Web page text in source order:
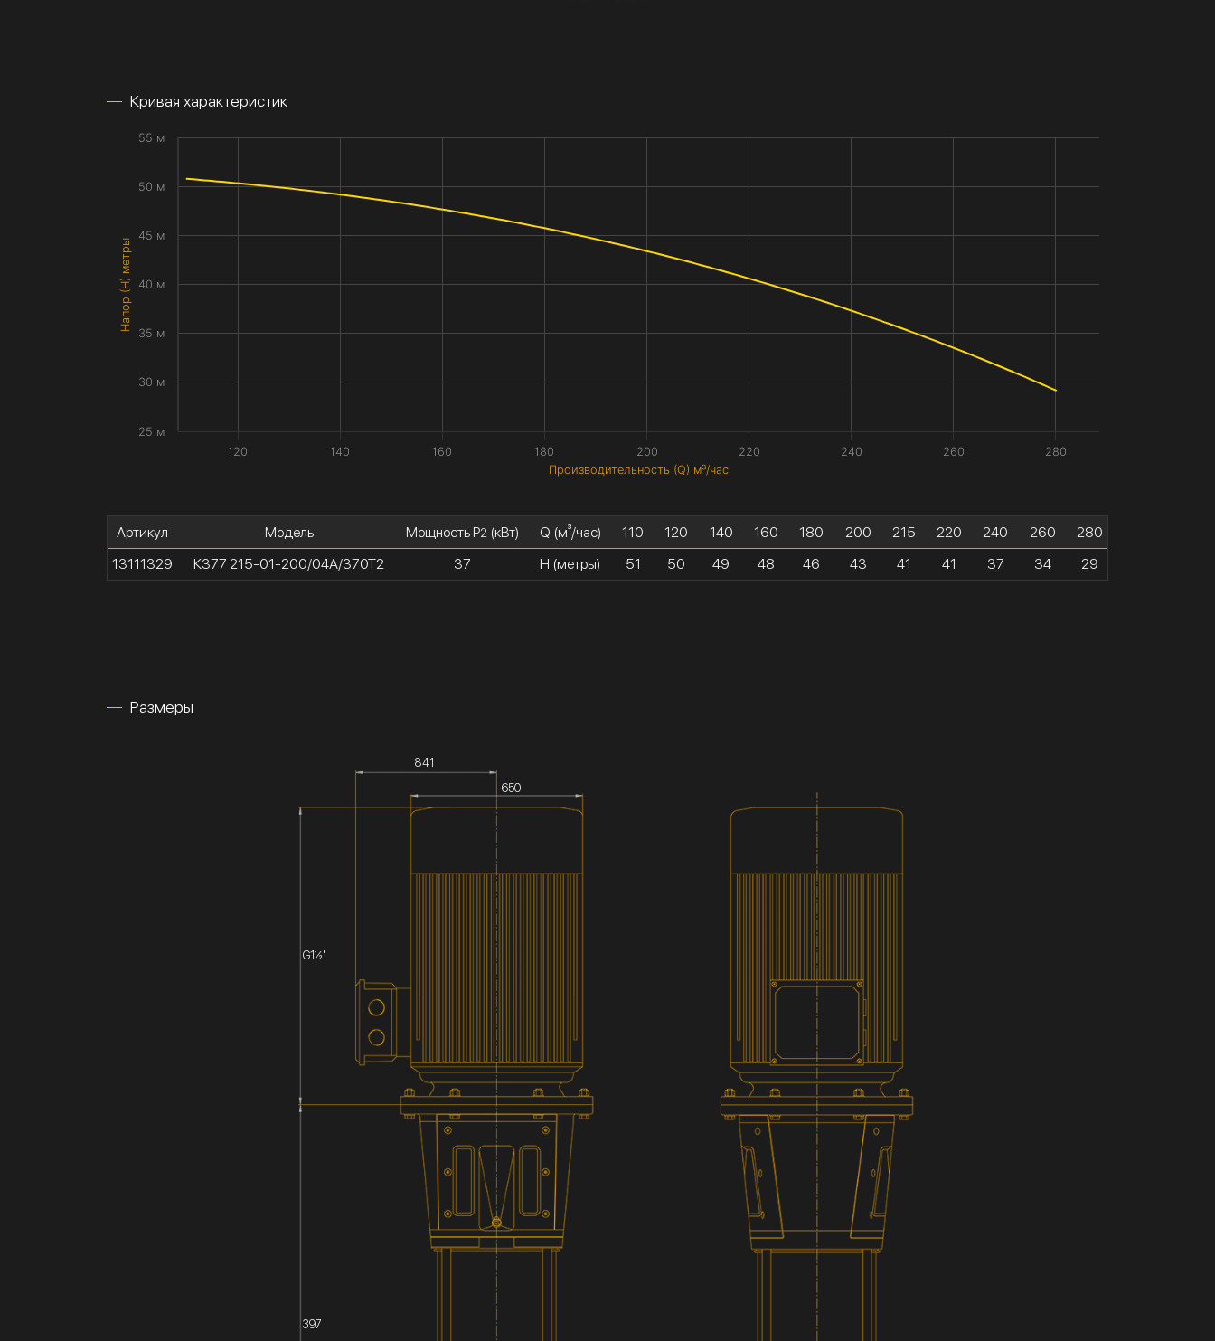
Кривая характеристик
Производительность (Q) м³/час
Напор (H) метры
120 140 160 180 200 220 240 260 280
25 м
30 м
35 м
40 м
45 м
50 м
55 м
Артикул
13111329
Модель
К377 215-01-200/04А/370Т2
Мощность P2(кВт)
37
Q (м³/час)
H (метры)
110
51
120
50
140
49
160
48
180
46
200
43
215
41
220
41
240
37
260
34
280
29
Размеры
841
650
G1½'
397